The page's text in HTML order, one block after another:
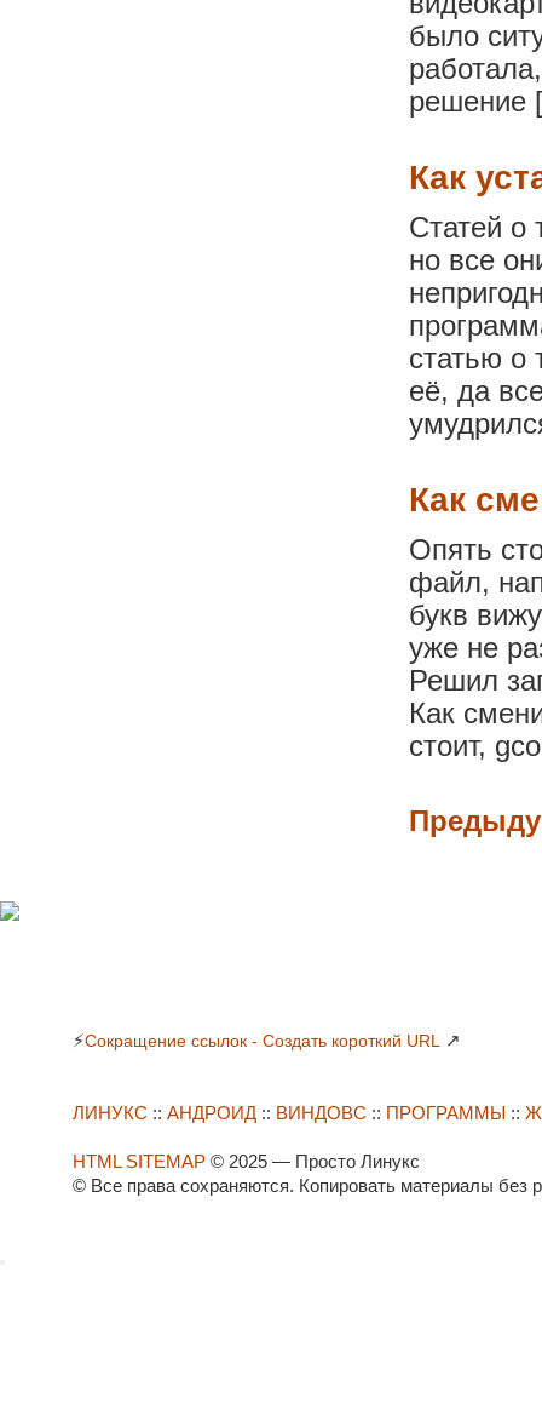
было
Как
Статей о
но все
статью о
её, да
Как
Опять
файл,
букв
уже не
Решил
Как
стоит,
⚡Сокращение ссылок - Создать короткий URL ↗
ЛИНУКС :: АНДРОИД :: ВИНДОВС :: ПРОГРАММЫ ::
HTML SITEMAP © 2025 — Просто Линукс
© Все права сохраняются. Копировать материалы без